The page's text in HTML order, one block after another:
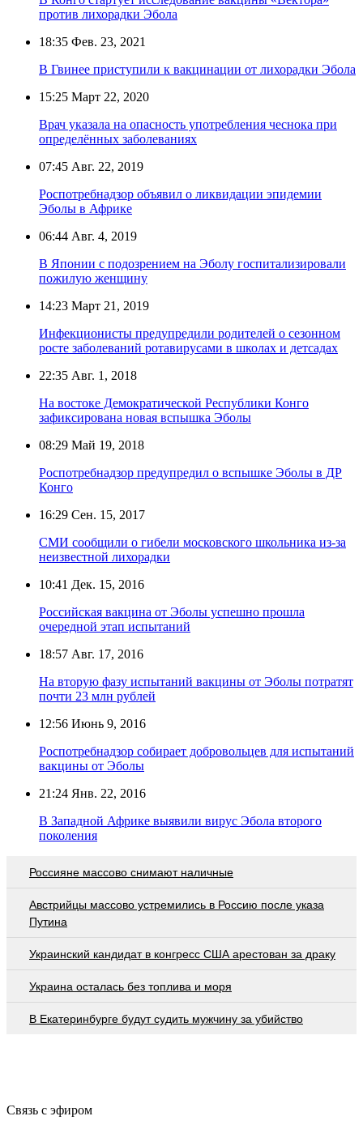
против лихорадки Эбола
18:35 Фев. 23, 2021
В Гвинее приступили к вакцинации от лихорадки Эбола
15:25 Март 22, 2020
Врач указала на опасность употребления чеснока при
определённых заболеваниях
07:45 Авг. 22, 2019
Роспотребнадзор объявил о ликвидации эпидемии
Эболы в Африке
06:44 Авг. 4, 2019
В Японии с подозрением на Эболу госпитализировали
пожилую женщину
14:23 Март 21, 2019
Инфекционисты предупредили родителей о сезонном
росте заболеваний ротавирусами в школах и детсадах
22:35 Авг. 1, 2018
На востоке Демократической Республики Конго
зафиксирована новая вспышка Эболы
08:29 Май 19, 2018
Роспотребнадзор предупредил о вспышке Эболы в ДР
Конго
16:29 Сен. 15, 2017
СМИ сообщили о гибели московского школьника из-за
неизвестной лихорадки
10:41 Дек. 15, 2016
Российская вакцина от Эболы успешно прошла
очередной этап испытаний
18:57 Авг. 17, 2016
На вторую фазу испытаний вакцины от Эболы потратят
почти 23 млн рублей
12:56 Июнь 9, 2016
Роспотребнадзор собирает добровольцев для испытаний
вакцины от Эболы
21:24 Янв. 22, 2016
В Западной Африке выявили вирус Эбола второго
поколения
Россияне массово снимают наличные
Австрийцы массово устремились в Россию после указа
Путина
Украинский кандидат в конгресс США арестован за драку
Украина осталась без топлива и моря
В Екатеринбурге будут судить мужчину за убийство
Связь с эфиром